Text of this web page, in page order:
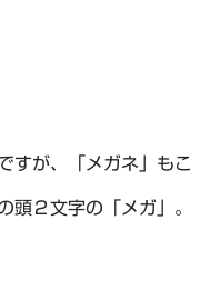
すが、「メガネ」もこ
頭２文字の「メガ」。